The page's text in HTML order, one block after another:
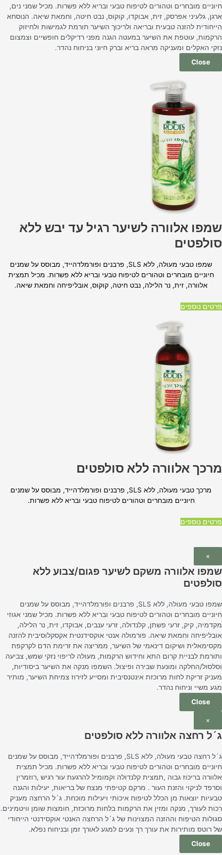
חיוניים מובחרים וטהורים לטיפוח טבעי ובריא ללא פשרות. מכיל שמני נים,
ארגן, גלעיני אפרסק, זית, אבוקדו, קוקוס, נבט חיטה, וחמאת שיאה. הנוסחא
הייחודית להזנה טבעית ובריאה ולריכוך השיער תורמת לגמישות ולחיזוק
הרקמות, עוטפת את השיער במעטה הגנה מפני רדיקלים חופשיים וצמצום
נזקי האקלים ומעניקה מראה בריא וברק חיוני בניחוח נהדר.
Close
שמפו אלוורה לשיער רגיל עד יבש ללא
סולפטים
שמפו טבעי מעולה, ללא SLS, פרבנים ופורמלדהייד, מבוסס על שמנים
חיוניים מובחרים וטהורים לטיפוח טבעי ובריא ללא פשרות. מכיל תמצית
אלוורה, זית, נר הלילה, נבט חיטה, קוקוס, אובליפיחה וחמאת שיאה.
פרטים נוספים
מרכך אלוורה ללא סולפטים
מרכך טבעי מעולה, ללא SLS, פרבנים ופורמלדהייד, מבוסס על שמנים
חיוניים מובחרים וטהורים לטיפוח טבעי ובריא ללא פשרות.
פרטים נוספים
×
שמפו אלוורה משקם לשיער פגום/צבוע ללא
סולפטים
שמפו טבעי מעולה, ללא SLS, פרבנים ופורמלדהייד, מבוסס על שמנים
חיוניים מובחרים וטהורים לטיפוח טבעי ובריא ללא פשרות. מכיל שמני אגוזי
מקדמיה, קיק, זרעי פשתן, קלנדולה, זרעי ענבים, אבוקדו, זית, נר הלילה,
אובליפיחה וחמאת שיאה. פורמולה אנטי אוקסידנטית אקסקלוסיבית להזנה
מקסימאלית ושיקום דינאמי של השיער, ממריצה את זרימת הדם לקרקפת
ותורמת לבניית קרום התא וחידוש הרקמות, מעולה לריפוי נזקי שמש, צביעה
וסלסול/החלקה ומונעת שבירה ופיצול. השמפו מנקה את השיער ביסודיות,
מעניק זריקת לחות מרוכזת אינטנסיבית ומסייע לזירוז צמיחת השיער, מותיר
מגע משיי וניחוח נהדר.
Close
×
ג´ל רחצה אלוורה ללא סולפטים
ג´ל רחצה טבעי מעולה, ללא SLS, פרבנים ופורמלדהייד, מבוסס על שמנים
חיוניים מובחרים וטהורים לטיפוח טבעי ובריא ללא פשרות. מכיל תמצית
אלוורה בריכוז גבוה ,תמצית קלנדולה וקמומיל להרגעת עור רגיש ,רוזמרין
וסרפד לניקוי והזנת העור . מרקם קטיפתי מנצח של בריאות, יעילות והגנה
טבעיות יוצאות מן הכלל לטיפוח איכותי ויעילות מוכחת. ג´ל הרחצה מעניק
רכות לעורך, מנקה ומזין את הרקמות בלחות מרוכזת, חומצות שומן וויטמינים.
סגולות הטיפוח וההזנה המצוינות של ג´ל הרחצה האנטי אוקסידנטי הייחודי
של רוטס מותירות את עורך רך ונעים למגע לאורך זמן ובניחוח נפלא.
Close